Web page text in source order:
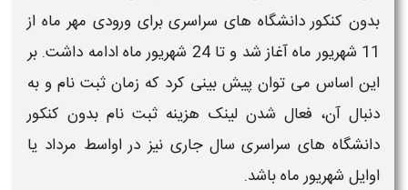
بدون کنکوردانشگاه های سراسریبرای ورودی مهر ماه از
11 شهریور ماه
آغاز شد و تا 24 شهریور ماه
ادامه داشت. بر
این اساس می توان پیش بینی کرد که زمان ثبت نام و به
دنبال آن، فعال شدن لینک هزینه ثبت نام بدون کنکور
دانشگاه های سراسری سال جاری نیز در اواسط مرداد یا
اوایل شهریور ماه باشد.